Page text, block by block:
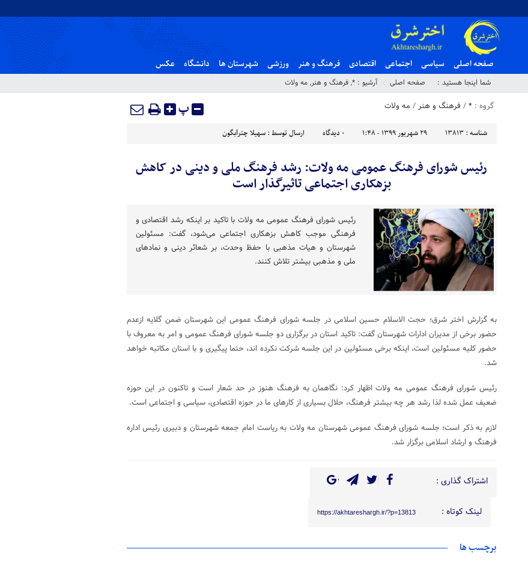
صفحه اصلی سیاسی اجتماعی اقتصادی فرهنگ و هنر ورزشی شهرستان ها دانشگاه عکس
شما اینجا هستید : صفحه اصلی آرشیو : *
, فرهنگ و هنر, مه ولات
گروه : *
/ فرهنگ و هنر/ مه ولات پ
شناسه : 13813 ۲۹ شهریور ۱۳۹۹ - ۱:۴۸ ۰ دیدگاه ارسال توسط : سهیلا چترآبگون
رئیس شورای فرهنگ عمومی مه ولات: رشد فرهنگ ملی و دینی در کاهش
بزهکاری اجتماعی تاثیرگذار است
رئیس شورای فرهنگ عمومی مه ولات با تاکید بر اینکه رشد اقتصادی و
فرهنگی موجب کاهش بزهکاری اجتماعی می‌شود، گفت: مسئولین
شهرستان و هیات مذهبی با حفظ وحدت، بر شعائر دینی و نمادهای
ملی و مذهبی بیشتر تلاش کنند.
به گزارش اختر شرق؛ حجت الاسلام حسین اسلامی در جلسه شورای فرهنگ عمومی این شهرستان ضمن گلایه ازعدم
حضور برخی از مدیران ادارات شهرستان گفت: تاکید استان در برگزاری دو جلسه شورای فرهنگ عمومی و امر به معروف با
حضور کلیه مسئولین است، اینکه برخی مسئولین در این جلسه شرکت نکرده اند، حتما پیگیری و با استان مکاتبه خواهد
شد.
رئیس شورای فرهنگ عمومی مه ولات اظهار کرد: نگاهمان به فرهنگ هنوز در حد شعار است و تاکنون در این حوزه
ضعیف عمل شده لذا رشد هر چه بیشتر فرهنگ، حلال بسیاری از کارهای ما در حوزه اقتصادی، سیاسی و اجتماعی است.
لازم به ذکر است؛ جلسه شورای فرهنگ عمومی شهرستان مه ولات به ریاست امام جمعه شهرستان و دبیری رئیس اداره
فرهنگ و ارشاد اسلامی برگزار شد.
اشتراک گذاری :
لینک کوتاه : https://akhtareshargh.ir/?p=13813
برچسب ها